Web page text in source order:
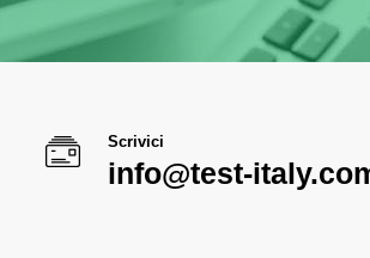
Scrivici
info@test-